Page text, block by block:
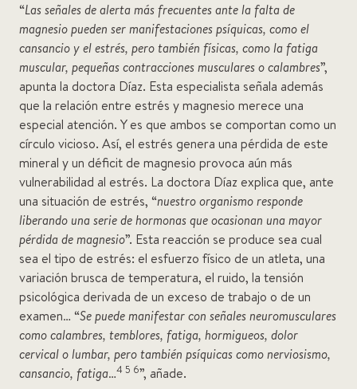
“Las señales de alerta más frecuentes ante la falta de
magnesio pueden ser manifestaciones psíquicas, como el
cansancio y el estrés, pero también físicas, como la fatiga
muscular, pequeñas contracciones musculares o calambres”,
apunta la doctora Díaz. Esta especialista señala además
que la relación entre estrés y magnesio merece una
especial atención. Y es que ambos se comportan como un
círculo vicioso. Así, el estrés genera una pérdida de este
mineral y un déficit de magnesio provoca aún más
vulnerabilidad al estrés. La doctora Díaz explica que, ante
una situación de estrés, “nuestro organismo responde
liberando una serie de hormonas que ocasionan una mayor
pérdida de magnesio”. Esta reacción se produce sea cual
sea el tipo de estrés: el esfuerzo físico de un atleta, una
variación brusca de temperatura, el ruido, la tensión
psicológica derivada de un exceso de trabajo o de un
examen… “Se puede manifestar con señales neuromusculares
como calambres, temblores, fatiga, hormigueos, dolor
cervical o lumbar, pero también psíquicas como nerviosismo,
cansancio, fatiga…4 5 6”, añade.